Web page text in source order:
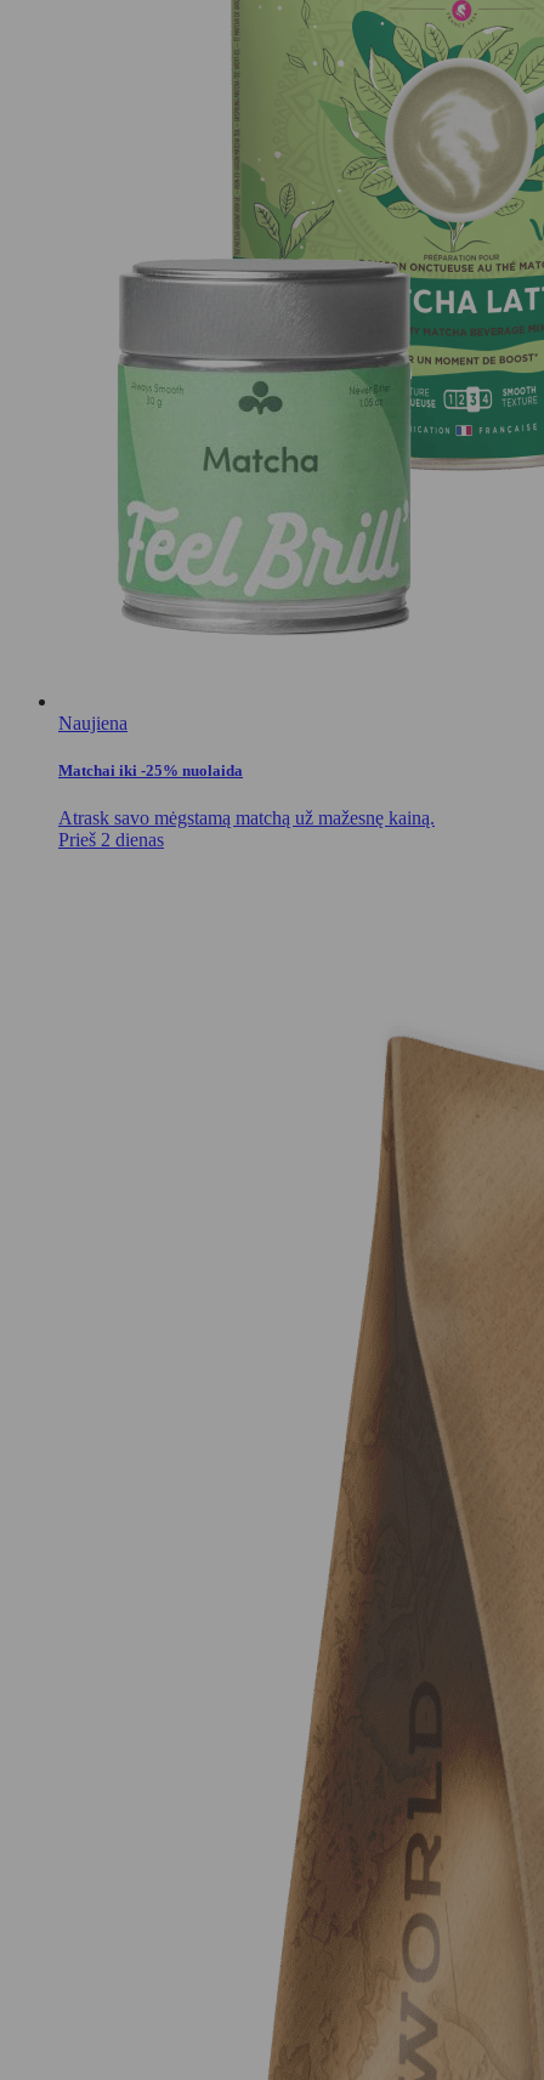
Naujiena
Matchai iki -25% nuolaida
Atrask savo mėgstamą matchą už mažesnę kainą.
Prieš 2 dienas